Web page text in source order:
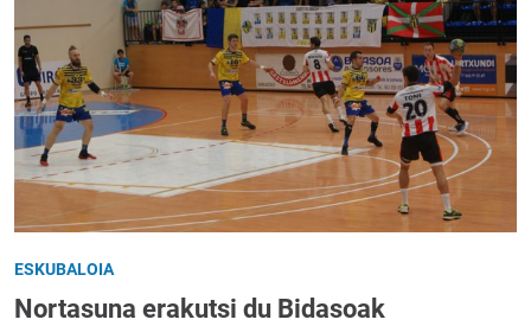
ESKUBALOIA
Nortasuna erakutsi du Bidasoak